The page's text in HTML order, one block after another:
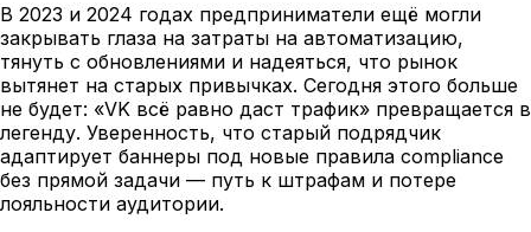
В 2023 и 2024 годах предприниматели ещё могли
закрывать глаза на затраты на автоматизацию,
тянуть с обновлениями и надеяться, что рынок
вытянет на старых привычках. Сегодня этого больше
не будет: «VK всё равно даст трафик» превращается в
легенду. Уверенность, что старый подрядчик
адаптирует баннеры под новые правила compliance
без прямой задачи — путь к штрафам и потере
лояльности аудитории.